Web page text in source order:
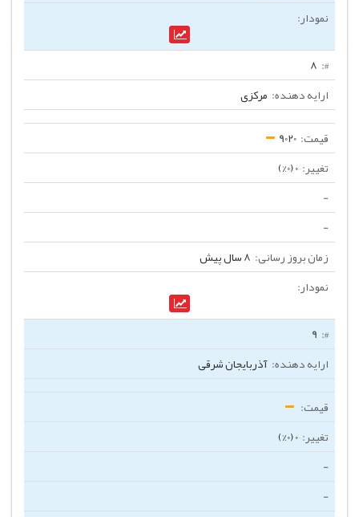
8
مرکزی
9020
0 (0%)
-
-
8 سال پیش
9
آذربایجان شرقی
0 (0%)
-
-